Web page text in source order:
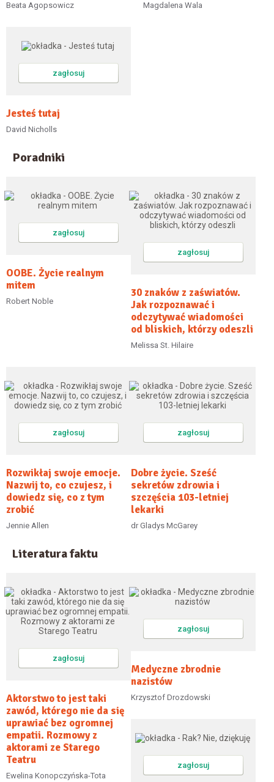
Beata Agopsowicz Magdalena Wala
zagłosuj
Jesteś tutaj
David Nicholls
Poradniki
zagłosuj
OOBE. Życie realnym
mitem
Robert Noble
zagłosuj
30 znaków z zaświatów.
Jak rozpoznawać i
odczytywać wiadomości
od bliskich, którzy odeszli
Melissa St. Hilaire
zagłosuj
Rozwikłaj swoje emocje.
Nazwij to, co czujesz, i
dowiedz się, co z tym
zrobić
Jennie Allen
zagłosuj
Dobre życie. Sześć
sekretów zdrowia i
szczęścia 103-letniej
lekarki
dr Gladys McGarey
Literatura faktu
zagłosuj
Aktorstwo to jest taki
zawód, którego nie da się
uprawiać bez ogromnej
empatii. Rozmowy z
aktorami ze Starego
Teatru
Ewelina Konopczyńska-Tota
zagłosuj
Medyczne zbrodnie
nazistów
Krzysztof Drozdowski
zagłosuj